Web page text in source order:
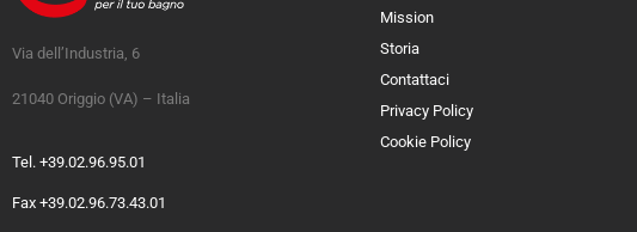
Via dell’Industria, 6
21040 Origgio (VA) – Italia
Tel. +39.02.96.95.01
Fax +39.02.96.73.43.01
Mission
Storia
Contattaci
Privacy Policy
Cookie Policy